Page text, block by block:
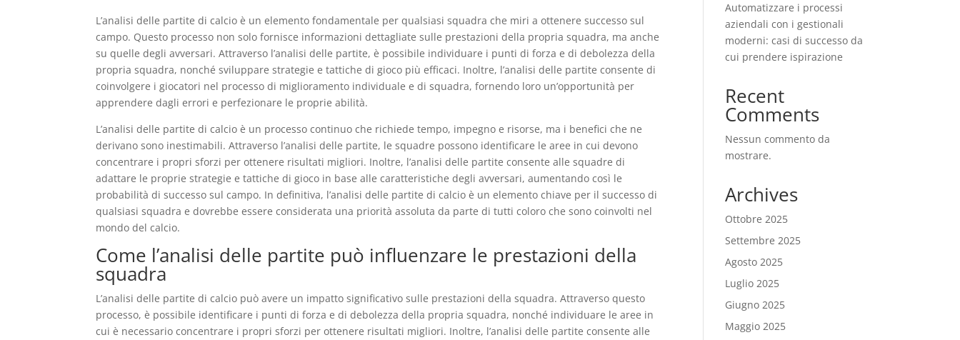
L’analisi delle partite di calcio è un elemento fondamentale per qualsiasi squadra che miri a ottenere successo sul
campo. Questo processo non solo fornisce informazioni dettagliate sulle prestazioni della propria squadra, ma anche
su quelle degli avversari. Attraverso l’analisi delle partite, è possibile individuare i punti di forza e di debolezza della
propria squadra, nonché sviluppare strategie e tattiche di gioco più efficaci. Inoltre, l’analisi delle partite consente di
coinvolgere i giocatori nel processo di miglioramento individuale e di squadra, fornendo loro un’opportunità per
apprendere dagli errori e perfezionare le proprie abilità.
L’analisi delle partite di calcio è un processo continuo che richiede tempo, impegno e risorse, ma i benefici che ne
derivano sono inestimabili. Attraverso l’analisi delle partite, le squadre possono identificare le aree in cui devono
concentrare i propri sforzi per ottenere risultati migliori. Inoltre, l’analisi delle partite consente alle squadre di
adattare le proprie strategie e tattiche di gioco in base alle caratteristiche degli avversari, aumentando così le
probabilità di successo sul campo. In definitiva, l’analisi delle partite di calcio è un elemento chiave per il successo di
qualsiasi squadra e dovrebbe essere considerata una priorità assoluta da parte di tutti coloro che sono coinvolti nel
mondo del calcio.
Come l’analisi delle partite può influenzare le prestazioni della
squadra
L’analisi delle partite di calcio può avere un impatto significativo sulle prestazioni della squadra. Attraverso questo
processo, è possibile identificare i punti di forza e di debolezza della propria squadra, nonché individuare le aree in
cui è necessario concentrare i propri sforzi per ottenere risultati migliori. Inoltre, l’analisi delle partite consente alle
Automatizzare i processi
aziendali con i gestionali
moderni: casi di successo da
cui prendere ispirazione
Recent
Comments
Nessun commento da
mostrare.
Archives
Ottobre 2025
Settembre 2025
Agosto 2025
Luglio 2025
Giugno 2025
Maggio 2025